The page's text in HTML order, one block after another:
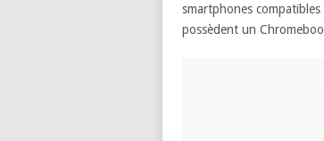
smartphones
possèdent un